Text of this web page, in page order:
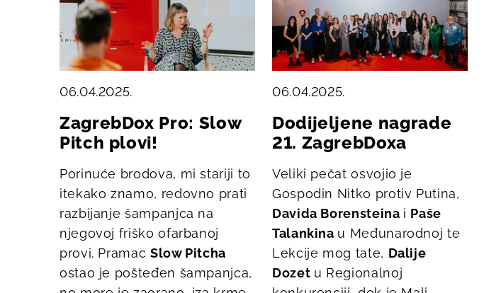
06.04.2025.
ZagrebDox Pro: Slow
Pitch plovi!
Porinuće brodova, mi stariji to
itekako znamo, redovno prati
razbijanje šampanjca na
njegovoj friško ofarbanoj
provi. Pramac Slow Pitcha
ostao je pošteđen šampanjca,
06.04.2025.
Dodijeljene nagrade
21. ZagrebDoxa
Veliki pečat osvojio je
Gospodin Nitko protiv Putina,
Davida Borensteina i Paše
Talankina u Međunarodnoj te
Lekcije mog tate, Dalije
Dozet u Regionalnoj